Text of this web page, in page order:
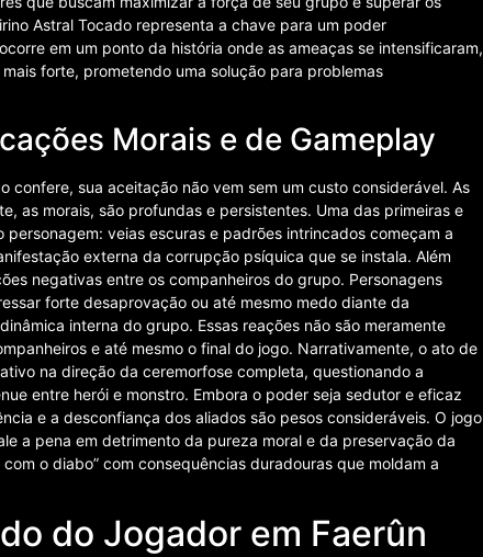
Astral Tocado representa a chave para um poder
em um ponto da história onde as ameaças se intensificaram,
forte, prometendo uma solução para problemas
Morais e de Gameplay
confere, sua aceitação não vem sem um custo considerável. As
as morais, são profundas e persistentes. Uma das primeiras e
veias escuras e padrões intrincados começam a
externa da corrupção psíquica que se instala. Além
negativas entre os companheiros do grupo. Personagens
forte desaprovação ou até mesmo medo diante da
interna do grupo. Essas reações não são meramente
e até mesmo o final do jogo. Narrativamente, o ato de
na direção da ceremorfose completa, questionando a
entre herói e monstro. Embora o poder seja sedutor e eficaz
e a desconfiança dos aliados são pesos consideráveis. O jogo
a pena em detrimento da pureza moral e da preservação da
o diabo” com consequências duradouras que moldam a
do Jogador em Faerûn